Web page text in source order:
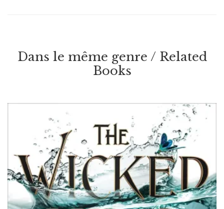
Dans le même genre / Related
Books